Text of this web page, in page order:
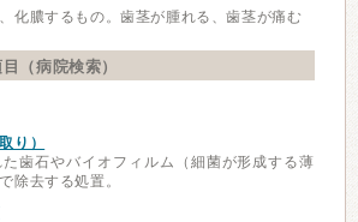
化膿するもの。歯茎が腫れる、歯茎が痛む
（病院検索）
り）
歯石やバイオフィルム（細菌が形成する薄
除去する処置。